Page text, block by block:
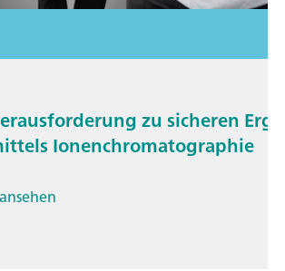
zu sicheren
Ionenchromatographie